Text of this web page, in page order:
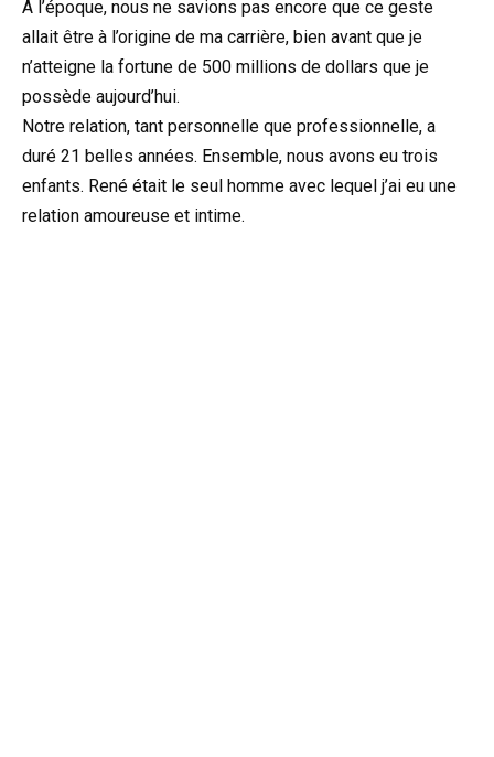
À l’époque, nous ne savions pas encore que ce geste
allait être à l’origine de ma carrière, bien avant que je
n’atteigne la fortune de 500 millions de dollars que je
possède aujourd’hui.
Notre relation, tant personnelle que professionnelle, a
duré 21 belles années. Ensemble, nous avons eu trois
enfants. René était le seul homme avec lequel j’ai eu une
relation amoureuse et intime.